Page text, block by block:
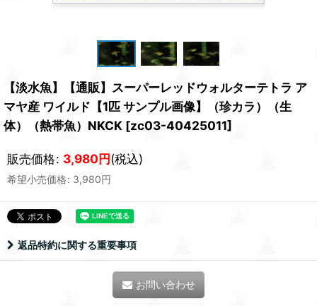
【淡水魚】【通販】スーパーレッドウォルターテトラ ア
マヤ産 ワイルド【1匹 サンプル画像】（珍カラ）（生
体）（熱帯魚）NKCK [zc03-40425011]
販売価格: 3,980円(税込)
希望小売価格: 3,980円
返品特約に関する重要事項
お問い合わせ